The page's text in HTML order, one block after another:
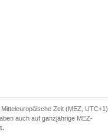
Zeit (MEZ, UTC+1)
auch auf ganzjährige MEZ-